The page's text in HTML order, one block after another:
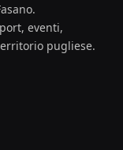
eventi,
pugliese.